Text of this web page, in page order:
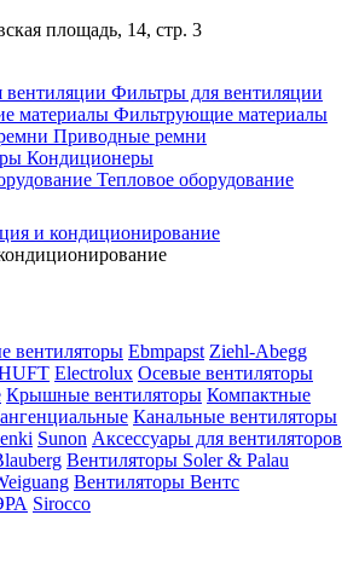
площадь, 14, стр. 3
Фильтры для вентиляции
Фильтрующие материалы
Приводные ремни
Кондиционеры
Тепловое оборудование
и кондиционирование
вентиляторы Ebmpapst Ziehl-Abegg
Electrolux Осевые вентиляторы
Крышные вентиляторы Компактные
Канальные вентиляторы
Sunon Аксессуары для вентиляторов
Вентиляторы Soler & Palau
Вентиляторы Вентс
Sirocco